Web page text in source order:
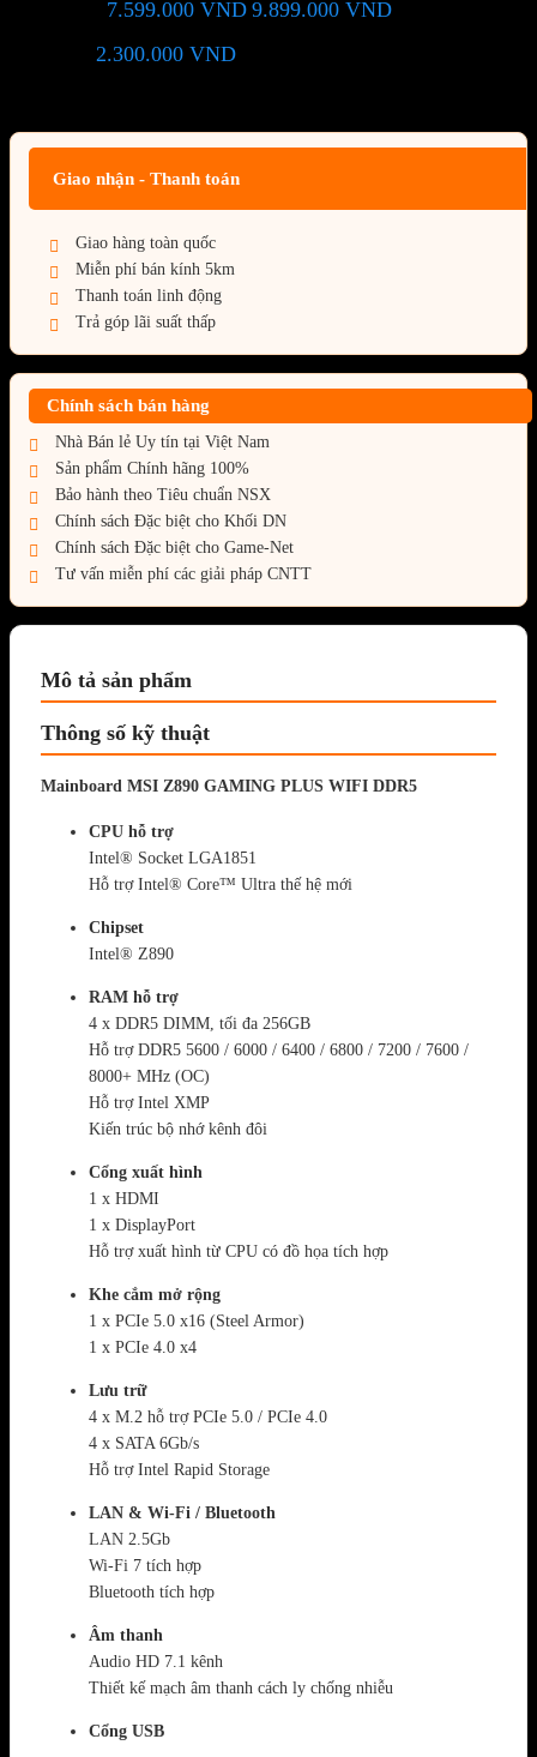
7.599.000 VND 9.899.000 VND
2.300.000 VND
Giao nhận - Thanh toán
Giao hàng toàn quốc
Miễn phí bán kính 5km
Thanh toán linh động
Trả góp lãi suất thấp
Chính sách bán hàng
Nhà Bán lẻ Uy tín tại Việt Nam
Sản phẩm Chính hãng 100%
Bảo hành theo Tiêu chuẩn NSX
Chính sách Đặc biệt cho Khối DN
Chính sách Đặc biệt cho Game-Net
Tư vấn miễn phí các giải pháp CNTT
Mô tả sản phẩm
Thông số kỹ thuật
Mainboard MSI Z890 GAMING PLUS WIFI DDR5
CPU hỗ trợ
Intel® Socket LGA1851
Hỗ trợ Intel® Core™ Ultra thế hệ mới
Chipset
Intel® Z890
RAM hỗ trợ
4 x DDR5 DIMM, tối đa 256GB
Hỗ trợ DDR5 5600 / 6000 / 6400 / 6800 / 7200 / 7600 /
8000+ MHz (OC)
Hỗ trợ Intel XMP
Kiến trúc bộ nhớ kênh đôi
Cổng xuất hình
1 x HDMI
1 x DisplayPort
Hỗ trợ xuất hình từ CPU có đồ họa tích hợp
Khe cắm mở rộng
1 x PCIe 5.0 x16 (Steel Armor)
1 x PCIe 4.0 x4
Lưu trữ
4 x M.2 hỗ trợ PCIe 5.0 / PCIe 4.0
4 x SATA 6Gb/s
Hỗ trợ Intel Rapid Storage
LAN & Wi-Fi / Bluetooth
LAN 2.5Gb
Wi-Fi 7 tích hợp
Bluetooth tích hợp
Âm thanh
Audio HD 7.1 kênh
Thiết kế mạch âm thanh cách ly chống nhiễu
Cổng USB